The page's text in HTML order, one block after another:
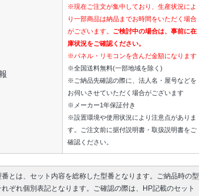
※現在ご注文が集中しており、生産状況によ
り一部商品は納品までお時間をいただく場合
がございます。 ご検討中の場合は、事前に在
庫状況をご確認ください。
※パネル・リモコンを含んだ金額になります
※全国送料無料(一部地域を除く)
※ご納品先確認の際に、法人名・屋号などを
お伺いさせていただく場合がございます
※メーカー1年保証付き
※設置環境や使用状況により注意点がありま
す。ご注文前に据付説明書・取扱説明書をご
確認ください。
番とは、セット内容を総称した型番となります。ご納品時の型
ぞれ個別表記となります。ご確認の際は、HP記載のセット